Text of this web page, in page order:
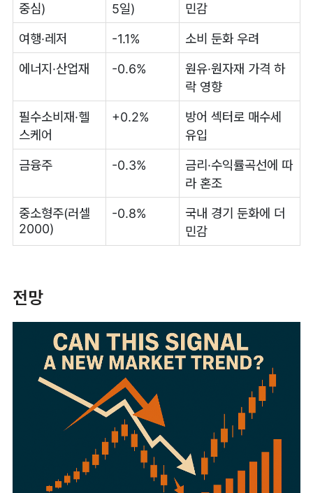
중심)
5일)
민감
여행·레저 -1.1% 소비 둔화 우려
에너지·산업재 -0.6%
원유·원자재 가격 하
락 영향
필수소비재·헬
스케어
+0.2%
방어 섹터로 매수세
유입
금융주 -0.3%
금리·수익률곡선에 따
라 혼조
중소형주(러셀
2000)
-0.8%
국내 경기 둔화에 더
민감
전망